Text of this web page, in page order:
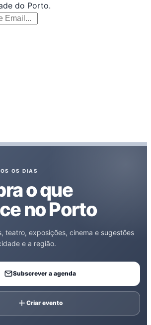
do Porto.
OS DIAS
o que
no Porto
teatro, exposições, cinema e sugestões
e a região.
Subscrever a agenda
Criar evento